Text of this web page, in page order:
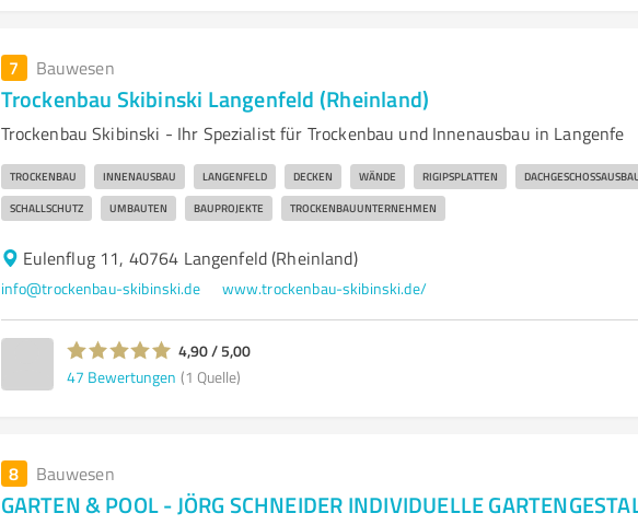
7 Bauwesen
Trockenbau Skibinski Langenfeld (Rheinland)
Trockenbau Skibinski - Ihr Spezialist für Trockenbau und Innenausbau in Langenfe
TROCKENBAU INNENAUSBAU LANGENFELD DECKEN WÄNDE RIGIPSPLATTEN
SCHALLSCHUTZ UMBAUTEN BAUPROJEKTE TROCKENBAUUNTERNEHMEN
Eulenflug 11, 40764 Langenfeld (Rheinland)
info@trockenbau-skibinski.de www.trockenbau-skibinski.de/
4,90 / 5,00
47 Bewertungen (1 Quelle)
8 Bauwesen
GARTEN & POOL - JÖRG SCHNEIDER INDIVIDUELLE